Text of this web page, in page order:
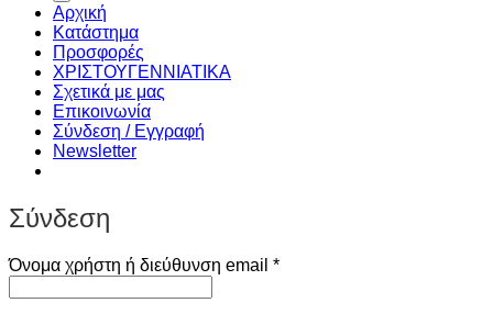
Αρχική
Κατάστημα
Προσφορές
ΧΡΙΣΤΟΥΓΕΝΝIATIKA
Σχετικά με μας
Επικοινωνία
Σύνδεση / Εγγραφή
Newsletter
Σύνδεση
Όνομα χρήστη ή διεύθυνση email *Απαιτείται